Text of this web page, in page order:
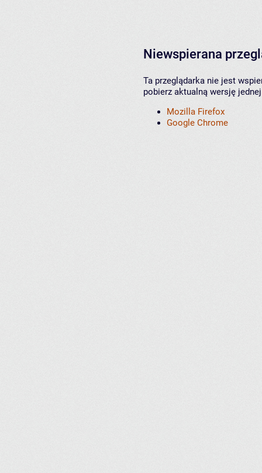
Niewspierana
Ta przeglądarka nie jest
pobierz aktualną wersję
Mozilla Firefox
Google Chrome